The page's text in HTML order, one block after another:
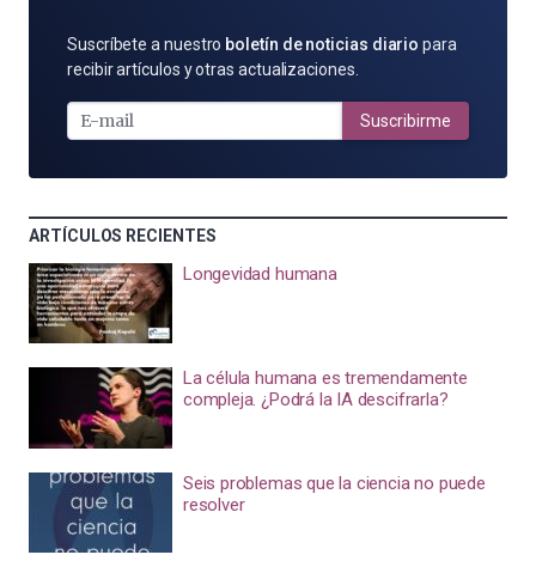
SUSCRÍBETE
POR
MAIL
Suscríbete a nuestro boletín de noticias diario para
recibir artículos y otras actualizaciones.
Suscribirme
ARTÍCULOS RECIENTES
Longevidad humana
La célula humana es tremendamente
compleja. ¿Podrá la IA descifrarla?
Seis problemas que la ciencia no puede
resolver